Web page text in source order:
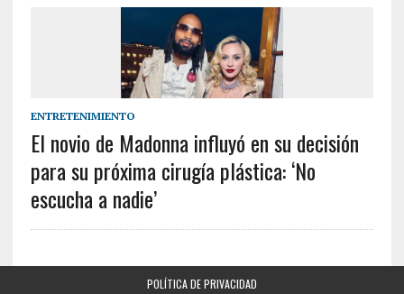
ENTRETENIMIENTO
El novio de Madonna influyó en su decisión
para su próxima cirugía plástica: ‘No
escucha a nadie’
POLÍTICA DE PRIVACIDAD